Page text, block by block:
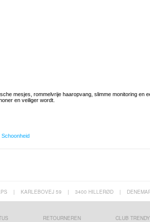
mesjes, rommelvrije haaropvang, slimme monitoring en
en veiliger wordt.
Schoonheid
| KARLEBOVEJ 59 | 3400 HILLERØD |
RETOURNEREN CLUB TRENDY